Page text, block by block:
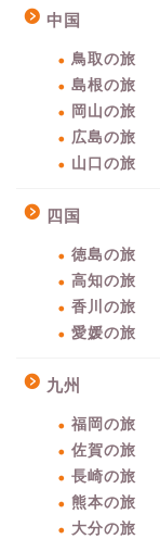
中国
鳥取の旅
島根の旅
岡山の旅
広島の旅
山口の旅
四国
徳島の旅
高知の旅
香川の旅
愛媛の旅
九州
福岡の旅
佐賀の旅
長崎の旅
熊本の旅
大分の旅